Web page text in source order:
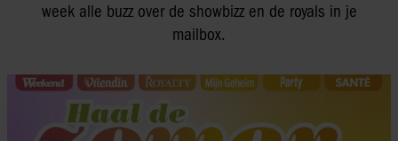
week alle buzz over de showbizz en de royals in je
mailbox.